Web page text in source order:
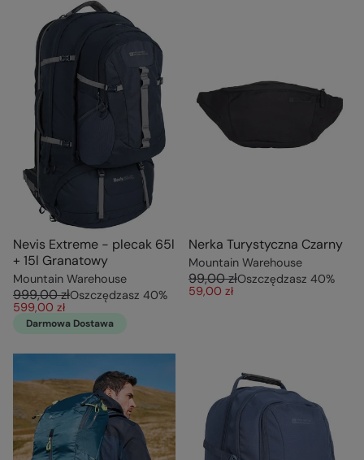
Nevis Extreme - plecak 65l
+ 15l Granatowy
Mountain Warehouse
999,00 złOszczędzasz 40%
599,00 zł
Darmowa Dostawa
Nerka Turystyczna Czarny
Mountain Warehouse
99,00 złOszczędzasz 40%
59,00 zł